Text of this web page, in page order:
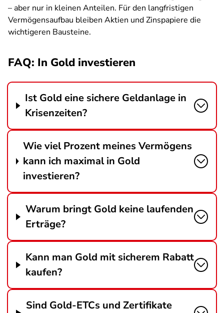
– aber nur in kleinen Anteilen. Für den langfristigen
Vermögensaufbau bleiben Aktien und Zinspapiere die
wichtigeren Bausteine.
FAQ: In Gold investieren
Ist Gold eine sichere Geldanlage in
Krisenzeiten?
Wie viel Prozent meines Vermögens
kann ich maximal in Gold
investieren?
Warum bringt Gold keine laufenden
Erträge?
Kann man Gold mit sicherem Rabatt
kaufen?
Sind Gold-ETCs und Zertifikate